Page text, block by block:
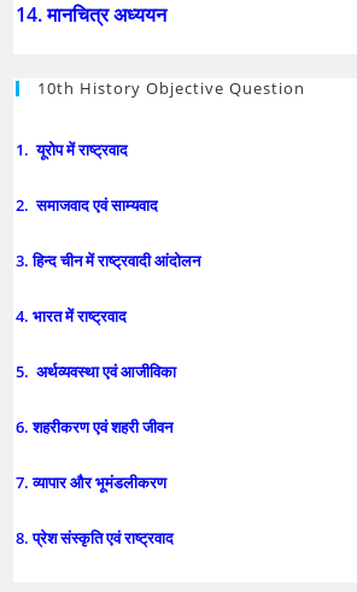
14. मानचित्र अध्ययन
10th History Objective Question
1. यूरोप में राष्ट्रवाद
2. समाजवाद एवं साम्यवाद
3. हिन्द चीन में राष्ट्रवादी आंदोलन
4. भारत में राष्ट्रवाद
5. अर्थव्यवस्था एवं आजीविका
6. शहरीकरण एवं शहरी जीवन
7. व्यापार और भूमंडलीकरण
8. प्रेश संस्कृति एवं राष्ट्रवाद